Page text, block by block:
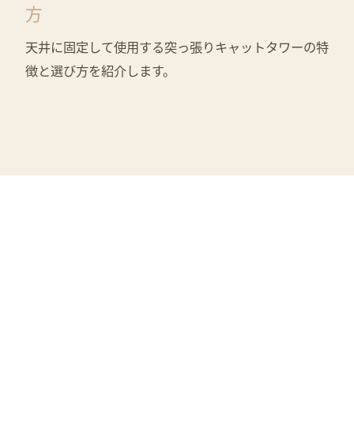
方
天井に固定して使用する突っ張りキャットタワーの特
徴と選び方を紹介します。